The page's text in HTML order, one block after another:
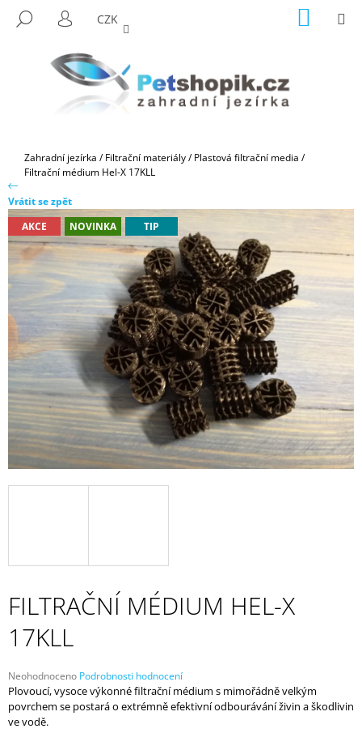
HLEDAT
PŘIHLÁŠENÍ
CZK KOŠÍK
Domů
Zahradní jezírka / Filtrační materiály/ Plastová filtrační media /
Filtrační médium Hel-X 17KLL
Vrátit se zpět
AKCE
NOVINKA TIP
FILTRAČNÍ MÉDIUM HEL-X
17KLL
Průměrné
hodnocení
produktu
je
Neohodnoceno Podrobnosti hodnocení
Plovoucí, vysoce výkonné filtrační médium s mimořádně velkým
povrchem se postará o extrémně efektivní odbourávání živin a škodlivin
ve vodě.
O
T
Ř
E
B
U
J
E
T
E
N
A
J
Í
T
?
D
O
R
U
Č
U